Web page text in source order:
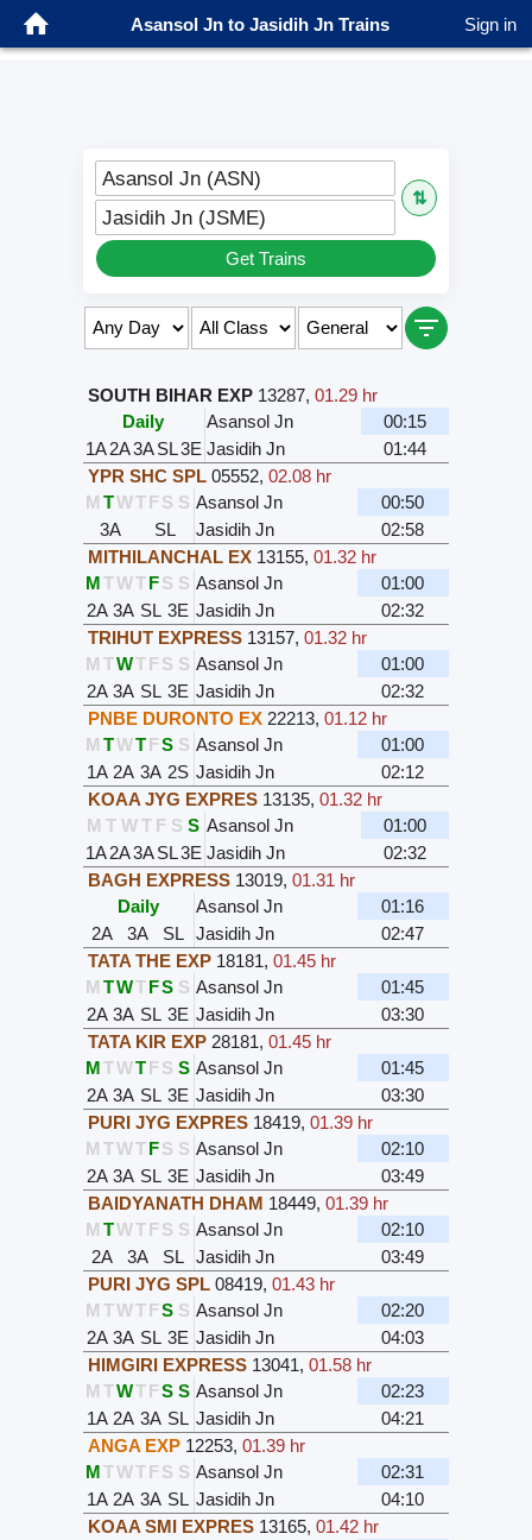
Asansol Jn to Jasidih Jn Trains Sign in
Asansol Jn (ASN)
⇅
Jasidih Jn (JSME)
Get Trains
SOUTH BIHAR EXP 13287, 01.29 hr
Daily
Asansol Jn
00:15
1A2A3ASL3E Jasidih Jn
01:44
YPR SHC SPL 05552, 02.08 hr
M TWTFS S Asansol Jn
00:50
3A
SL Jasidih Jn
02:58
MITHILANCHAL EX 13155, 01.32 hr
MTWTFS S Asansol Jn
01:00
2A 3A SL 3E Jasidih Jn
02:32
TRIHUT EXPRESS 13157, 01.32 hr
M TWTFS S Asansol Jn
01:00
2A 3A SL 3E Jasidih Jn
02:32
PNBE DURONTO EX 22213, 01.12 hr
M TWTFS S Asansol Jn
01:00
1A 2A 3A 2S Jasidih Jn
02:12
KOAA JYG EXPRES 13135, 01.32 hr
M T W T F S S Asansol Jn
01:00
1A2A3ASL3E Jasidih Jn
02:32
BAGH EXPRESS 13019, 01.31 hr
Daily
Asansol Jn
01:16
2A
3A SL Jasidih Jn
02:47
TATA THE EXP 18181, 01.45 hr
M TWTFS S Asansol Jn
01:45
2A 3A SL 3E Jasidih Jn
03:30
TATA KIR EXP 28181, 01.45 hr
MTWTFS S Asansol Jn
01:45
2A 3A SL 3E Jasidih Jn
03:30
PURI JYG EXPRES 18419, 01.39 hr
M TWTFS S Asansol Jn
02:10
2A 3A SL 3E Jasidih Jn
03:49
BAIDYANATH DHAM 18449, 01.39 hr
M TWTFS S Asansol Jn
02:10
2A
3A SL Jasidih Jn
03:49
PURI JYG SPL 08419, 01.43 hr
M TWTFS S Asansol Jn
02:20
2A 3A SL 3E Jasidih Jn
04:03
HIMGIRI EXPRESS 13041, 01.58 hr
M TWTFS S Asansol Jn
02:23
1A 2A 3A SL Jasidih Jn
04:21
ANGA EXP 12253, 01.39 hr
MTWTFS S Asansol Jn
02:31
1A 2A 3A SL Jasidih Jn
04:10
KOAA SMI EXPRES 13165, 01.42 hr